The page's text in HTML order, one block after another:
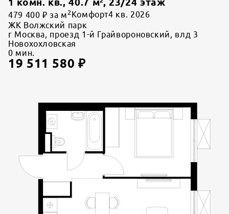
1 комн. кв., 40.7 м²,23/24 этаж
479 400 ₽ за м 2 Комфорт4 кв. 2026
ЖК Волжский парк
г Москва, проезд 1-й Грайвороновский, влд 3
Новохохловская
0 мин.
19 511 580 ₽